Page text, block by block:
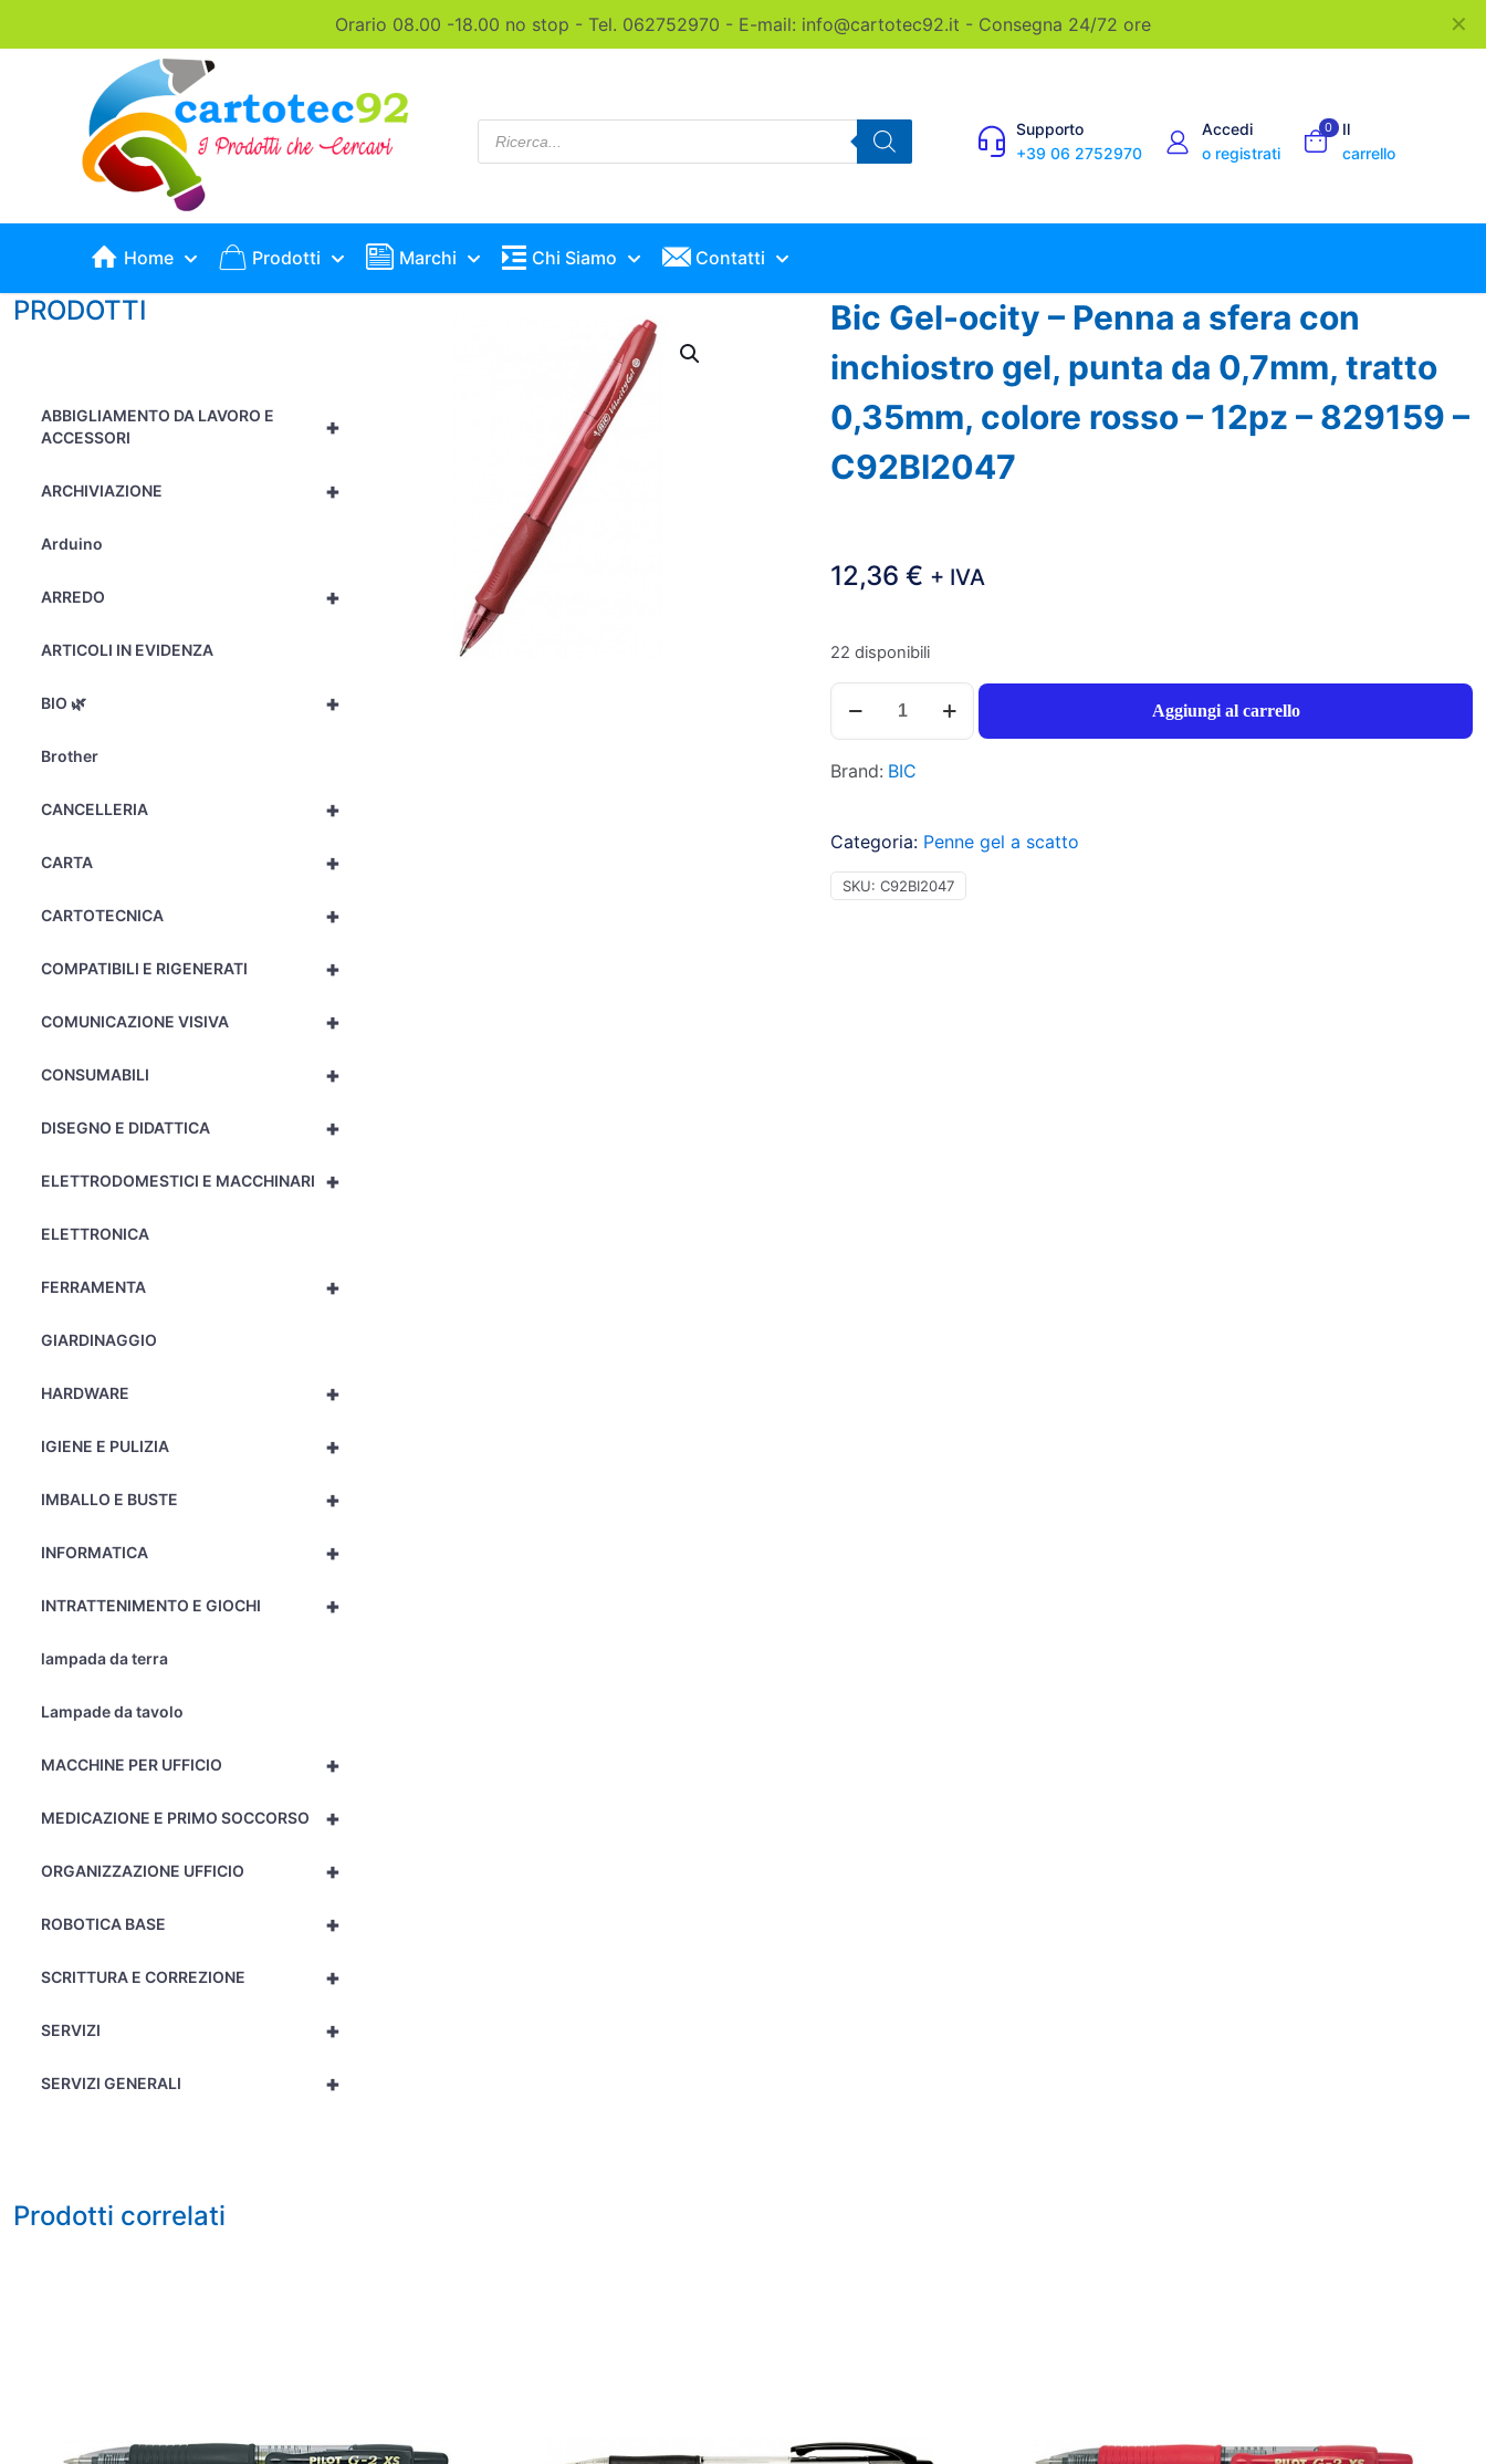
Orario 08.00 -18.00 no stop - Tel. 062752970 - E-mail: info@cartotec92.it - Consegna 24/72 ore ✕
Products
search
Supporto
+39 06 2752970
Accedi
o registrati
0
Il
carrello
Home Prodotti Marchi Chi Siamo Contatti
PRODOTTI
+
ABBIGLIAMENTO DA LAVORO E
ACCESSORI
+
ARCHIVIAZIONE
Arduino
+
ARREDO
ARTICOLI IN EVIDENZA
+
BIO 🌿
Brother
+
CANCELLERIA
+
CARTA
+
CARTOTECNICA
+
COMPATIBILI E RIGENERATI
+
COMUNICAZIONE VISIVA
+
CONSUMABILI
+
DISEGNO E DIDATTICA
+
ELETTRODOMESTICI E MACCHINARI
ELETTRONICA
+
FERRAMENTA
GIARDINAGGIO
+
HARDWARE
+
IGIENE E PULIZIA
+
IMBALLO E BUSTE
+
INFORMATICA
+
INTRATTENIMENTO E GIOCHI
lampada da terra
Lampade da tavolo
+
MACCHINE PER UFFICIO
+
MEDICAZIONE E PRIMO SOCCORSO
+
ORGANIZZAZIONE UFFICIO
+
ROBOTICA BASE
+
SCRITTURA E CORREZIONE
+
SERVIZI
+
SERVIZI GENERALI
Bic Gel-ocity – Penna a sfera con
inchiostro gel, punta da 0,7mm, tratto
0,35mm, colore rosso – 12pz – 829159 –
C92BI2047
12,36€ + IVA
22 disponibili
-
sfera
con
inchiostro
Aggiungi al carrello
Brand: BIC
Categoria: Penne gel a scatto
SKU:C92BI2047
Prodotti correlati